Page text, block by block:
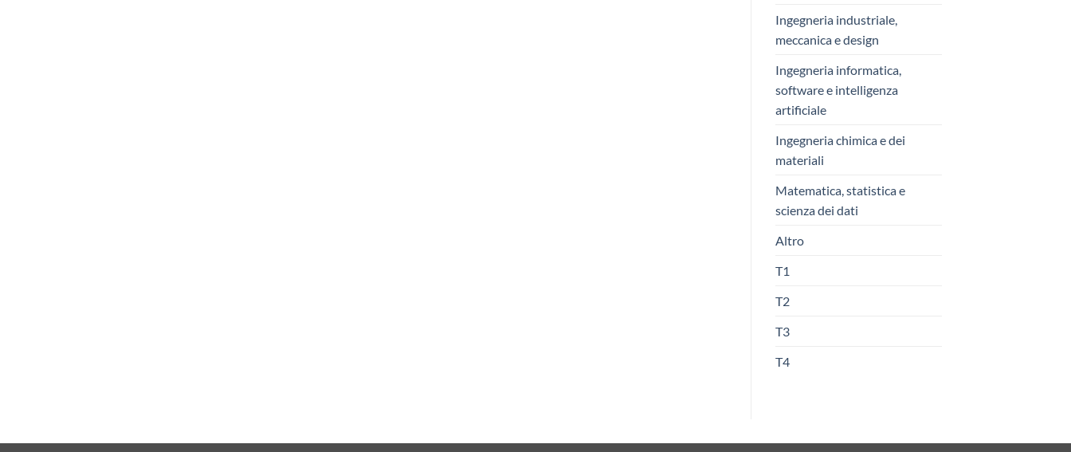
Ingegneria industriale,
meccanica e design
Ingegneria informatica,
software e intelligenza
artificiale
Ingegneria chimica e dei
materiali
Matematica, statistica e
scienza dei dati
Altro
T1
T2
T3
T4